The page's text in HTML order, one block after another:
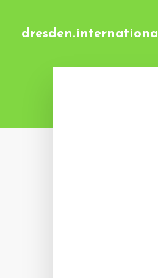
dresden.international